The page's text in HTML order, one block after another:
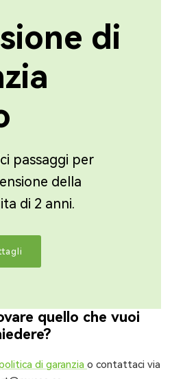
di
passaggi per
della
di 2 anni.
quello che vuoi
di garanzia o contattaci via